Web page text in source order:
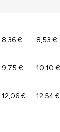
8,36 € 8,53 €
9,75 € 10,10 €
12,06 € 12,54 €